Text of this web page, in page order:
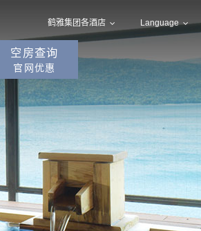
空房查询
官网优惠
鹤雅集团各酒店 Language